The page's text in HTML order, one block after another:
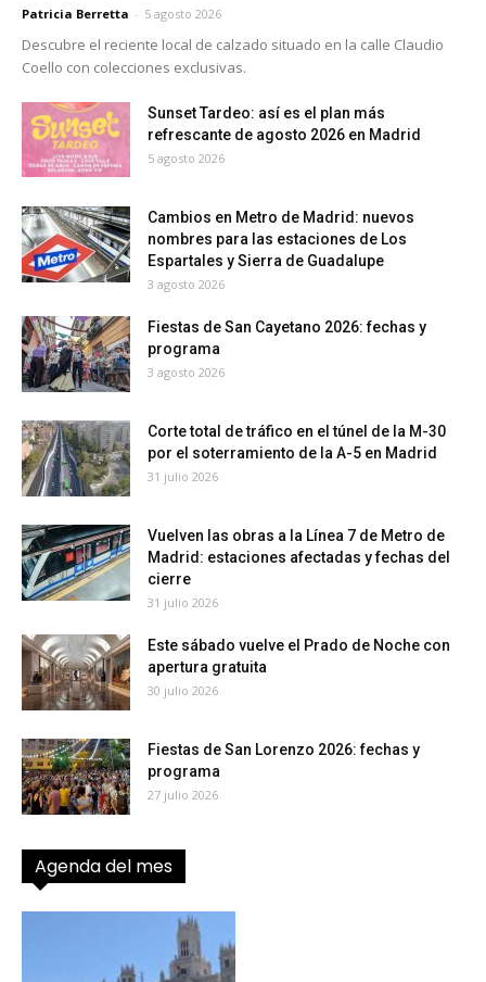
Patricia Berretta - 5 agosto 2026
Descubre el reciente local de calzado situado en la calle Claudio
Coello con colecciones exclusivas.
Sunset Tardeo: así es el plan más
refrescante de agosto 2026 en Madrid
5 agosto 2026
Cambios en Metro de Madrid: nuevos
nombres para las estaciones de Los
Espartales y Sierra de Guadalupe
3 agosto 2026
Fiestas de San Cayetano 2026: fechas y
programa
3 agosto 2026
Corte total de tráfico en el túnel de la M-30
por el soterramiento de la A-5 en Madrid
31 julio 2026
Vuelven las obras a la Línea 7 de Metro de
Madrid: estaciones afectadas y fechas del
cierre
31 julio 2026
Este sábado vuelve el Prado de Noche con
apertura gratuita
30 julio 2026
Fiestas de San Lorenzo 2026: fechas y
programa
27 julio 2026
Agenda del mes